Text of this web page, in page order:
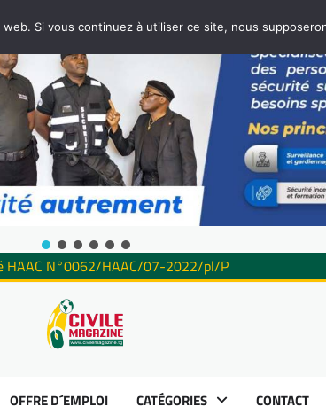
HAAC N°0062/HAAC/07-2022/pl/P
OFFRE D´EMPLOI CATÉGORIES CONTACT
Si vous continuez à utiliser ce site, nous